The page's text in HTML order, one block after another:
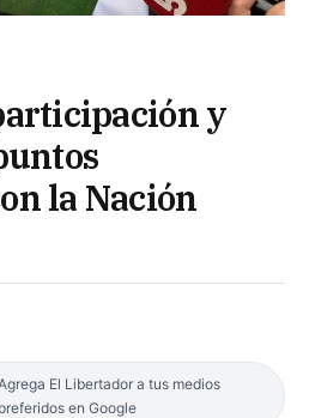
y
la Nación
El Libertador a tus medios
preferidos en Google